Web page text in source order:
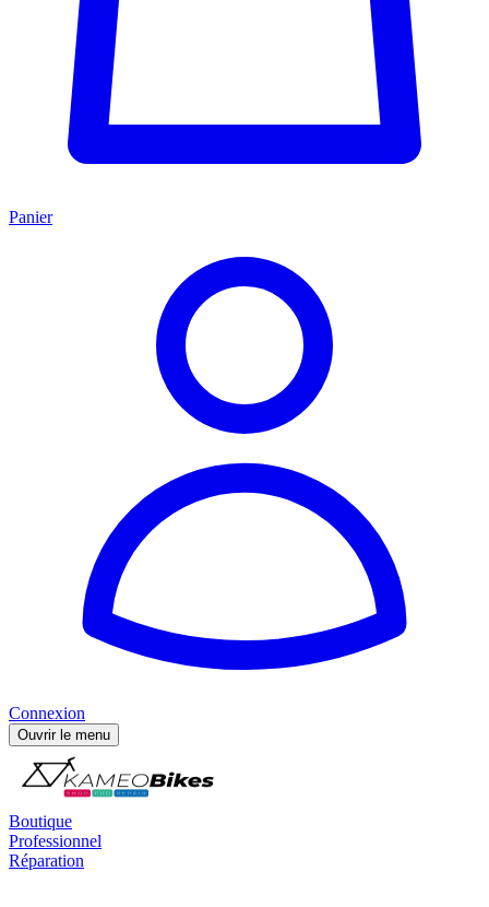
Panier
Connexion
Ouvrir le menu
Boutique
Professionnel
Réparation